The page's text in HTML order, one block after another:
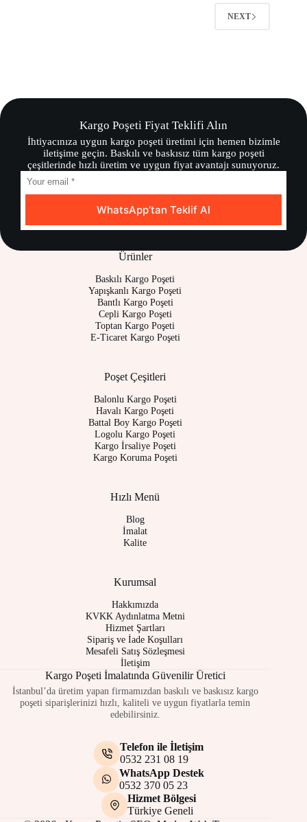
NEXT
Kargo Poşeti Fiyat Teklifi Alın
İhtiyacınıza uygun kargo poşeti üretimi için hemen bizimle
iletişime geçin. Baskılı ve baskısız tüm kargo poşeti
çeşitlerinde hızlı üretim ve uygun fiyat avantajı sunuyoruz.
WhatsApp’tan Teklif Al
Ürünler
Baskılı Kargo Poşeti
Yapışkanlı Kargo Poşeti
Bantlı Kargo Poşeti
Cepli Kargo Poşeti
Toptan Kargo Poşeti
E-Ticaret Kargo Poşeti
Poşet Çeşitleri
Balonlu Kargo Poşeti
Havalı Kargo Poşeti
Battal Boy Kargo Poşeti
Logolu Kargo Poşeti
Kargo İrsaliye Poşeti
Kargo Koruma Poşeti
Hızlı Menü
Blog
İmalat
Kalite
Kurumsal
Hakkımızda
KVKK Aydınlatma Metni
Hizmet Şartları
Sipariş ve İade Koşulları
Mesafeli Satış Sözleşmesi
İletişim
Kargo Poşeti İmalatında Güvenilir Üretici
İstanbul’da üretim yapan firmamızdan baskılı ve baskısız kargo
poşeti siparişlerinizi hızlı, kaliteli ve uygun fiyatlarla temin
edebilirsiniz.
Telefon ile İletişim
0532 231 08 19
WhatsApp Destek
0532 370 05 23
Hizmet Bölgesi
Türkiye Geneli